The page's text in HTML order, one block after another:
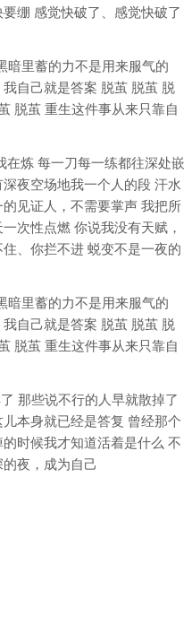
绷 感觉快破了、感觉快破了
里蓄的力不是用来服气的
自己就是答案 脱茧 脱茧 脱
脱茧 重生这件事从来只靠自
炼 每一刀每一练都往深处嵌
夜空场地我一个人的段 汗水
见证人，不需要掌声 我把所
次性点燃 你说我没有天赋，
、你拦不进 蜕变不是一夜的
里蓄的力不是用来服气的
自己就是答案 脱茧 脱茧 脱
脱茧 重生这件事从来只靠自
那些说不行的人早就散掉了
本身就已经是答复 曾经那个
时候我才知道活着是什么 不
夜，成为自己